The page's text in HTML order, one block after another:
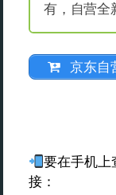
有，自营全
京东自
要在手机上
接：